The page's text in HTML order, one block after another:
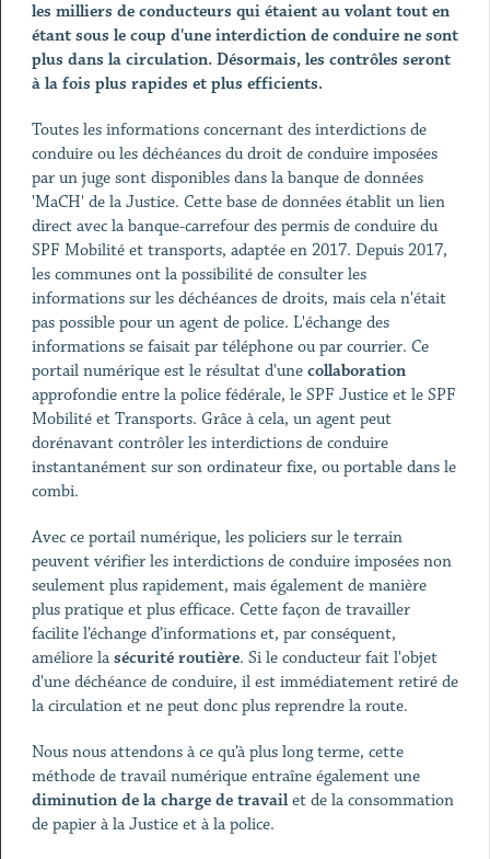
les milliers de conducteurs qui étaient au volant tout en
étant sous le coup d'une interdiction de conduire ne sont
plus dans la circulation. Désormais, les contrôles seront
à la fois plus rapides et plus efficients.
Toutes les informations concernant des interdictions de
conduire ou les déchéances du droit de conduire imposées
par un juge sont disponibles dans la banque de données
'MaCH' de la Justice. Cette base de données établit un lien
direct avec la banque-carrefour des permis de conduire du
SPF Mobilité et transports, adaptée en 2017. Depuis 2017,
les communes ont la possibilité de consulter les
informations sur les déchéances de droits, mais cela n'était
pas possible pour un agent de police. L'échange des
informations se faisait par téléphone ou par courrier. Ce
portail numérique est le résultat d'une collaboration
approfondie entre la police fédérale, le SPF Justice et le SPF
Mobilité et Transports. Grâce à cela, un agent peut
dorénavant contrôler les interdictions de conduire
instantanément sur son ordinateur fixe, ou portable dans le
combi.
Avec ce portail numérique, les policiers sur le terrain
peuvent vérifier les interdictions de conduire imposées non
seulement plus rapidement, mais également de manière
plus pratique et plus efficace. Cette façon de travailler
facilite l’échange d’informations et, par conséquent,
améliore la sécurité routière. Si le conducteur fait l'objet
d'une déchéance de conduire, il est immédiatement retiré de
la circulation et ne peut donc plus reprendre la route.
Nous nous attendons à ce qu’à plus long terme, cette
méthode de travail numérique entraîne également une
diminution de la charge de travailet de la consommation
de papier à la Justice et à la police.